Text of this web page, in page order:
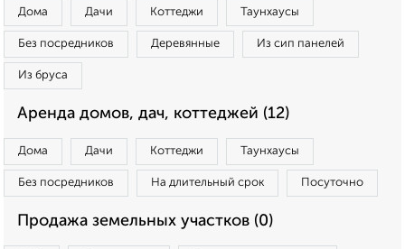
Дома Дачи Коттеджи Таунхаусы
Без посредников Деревянные Из сип панелей
Из бруса
Аренда домов, дач, коттеджей (12)
Дома Дачи Коттеджи Таунхаусы
Без посредников На длительный срок Посуточно
Продажа земельных участков (0)